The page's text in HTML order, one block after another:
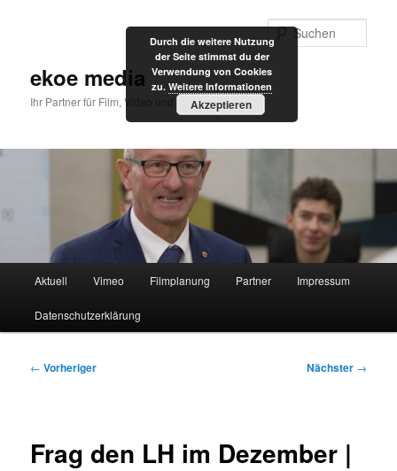
ekoe media
Ihr Partner für Film, Video und Internet
Aktuell Vimeo Filmplanung Partner Impressum
Datenschutzerklärung
Beitragsnavigation
← Vorheriger Nächster →
Frag den LH im Dezember |
Durch die weitere Nutzung
der Seite stimmst du der
Verwendung von Cookies
zu. Weitere Informationen
Akzeptieren